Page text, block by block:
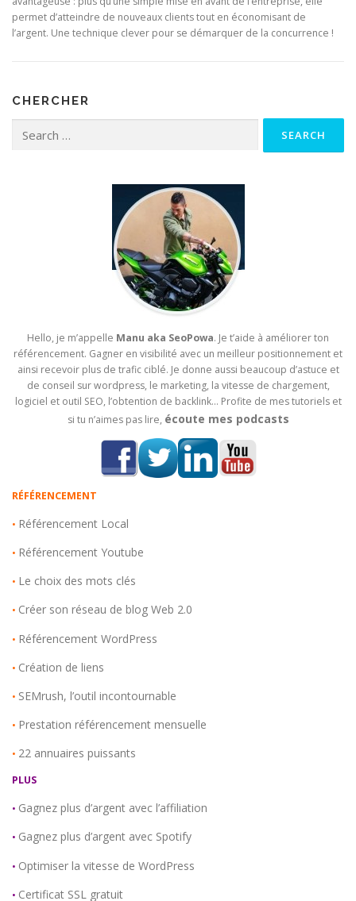
permet d’atteindre de nouveaux clients tout en économisant de
l’argent. Une technique clever pour se démarquer de la concurrence !
CHERCHER
Hello, je m’appelle Manu aka SeoPowa. Je t’aide à améliorer ton
référencement. Gagner en visibilité avec un meilleur positionnement et
ainsi recevoir plus de trafic ciblé. Je donne aussi beaucoup d’astuce et
de conseil sur wordpress, le marketing, la vitesse de chargement,
logiciel et outil SEO, l’obtention de backlink… Profite de mes tutoriels et
si tu n’aimes pas lire, écoute mes podcasts
RÉFÉRENCEMENT
• Référencement Local
• Référencement Youtube
• Le choix des mots clés
• Créer son réseau de blog Web 2.0
• Référencement WordPress
• Création de liens
• SEMrush, l’outil incontournable
• Prestation référencement mensuelle
• 22 annuaires puissants
PLUS
• Gagnez plus d’argent avec l’affiliation
• Gagnez plus d’argent avec Spotify
• Optimiser la vitesse de WordPress
• Certificat SSL gratuit